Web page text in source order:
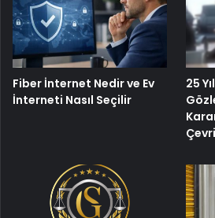
Fiber İnternet Nedir ve Ev
İnterneti Nasıl Seçilir
25